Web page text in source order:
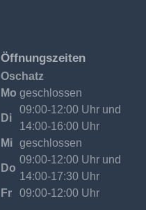
Öffnungszeiten
Oschatz
Mo geschlossen
Di
09:00-12:00 Uhr und
14:00-16:00 Uhr
Mi geschlossen
Do
09:00-12:00 Uhr und
14:00-17:30 Uhr
Fr
09:00-12:00 Uhr